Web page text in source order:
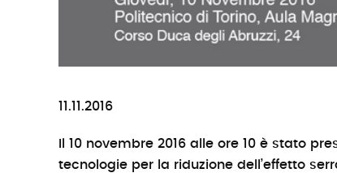
11.11.2016
Il 10 novembre 2016 alle ore 10 è stato
tecnologie per la riduzione dell’effetto